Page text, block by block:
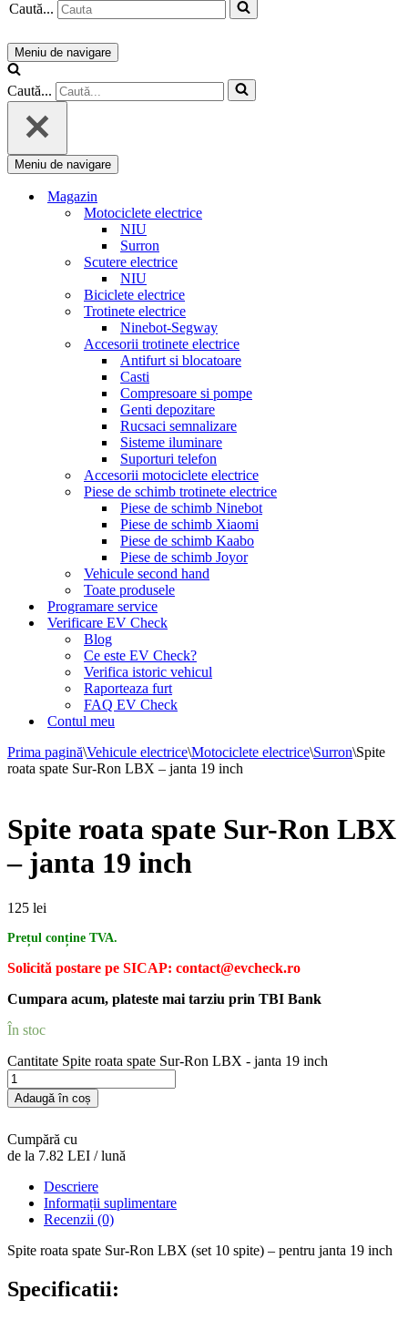
Caută...
Meniu de navigare
Caută...
Meniu de navigare
Magazin
Motociclete electrice
NIU
Surron
Scutere electrice
NIU
Biciclete electrice
Trotinete electrice
Ninebot-Segway
Accesorii trotinete electrice
Antifurt si blocatoare
Casti
Compresoare si pompe
Genti depozitare
Rucsaci semnalizare
Sisteme iluminare
Suporturi telefon
Accesorii motociclete electrice
Piese de schimb trotinete electrice
Piese de schimb Ninebot
Piese de schimb Xiaomi
Piese de schimb Kaabo
Piese de schimb Joyor
Vehicule second hand
Toate produsele
Programare service
Verificare EV Check
Blog
Ce este EV Check?
Verifica istoric vehicul
Raporteaza furt
FAQ EV Check
Contul meu
Prima pagină\Vehicule electrice\Motociclete electrice\Surron\Spite
roata spate Sur-Ron LBX – janta 19 inch
Spite roata spate Sur-Ron LBX
– janta 19 inch
125 lei
Prețul conține TVA.
Solicită postare pe SICAP: contact@evcheck.ro
Cumpara acum, plateste mai tarziu prin TBI Bank
În stoc
Cantitate Spite roata spate Sur-Ron LBX - janta 19 inch
Adaugă în coș
Cumpără cu
de la 7.82 LEI / lună
Descriere
Informații suplimentare
Recenzii (0)
Spite roata spate Sur-Ron LBX (set 10 spite) – pentru janta 19 inch
Specificatii: